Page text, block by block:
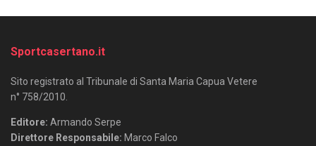
Sportcasertano.it
Sito registrato al Tribunale di Santa Maria Capua Vetere
n° 758/2010.
Editore: Armando Serpe
Direttore Responsabile: Marco Falco